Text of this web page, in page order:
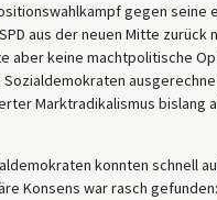
gegen seine
aus der neuen Mitte zurück
aber keine machtpolitische
Marktradikalismus bislang
konnten schnell
Konsens war rasch